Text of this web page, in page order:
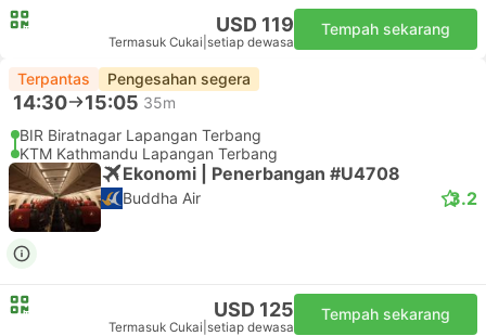
USD 119
Termasuk Cukai setiap dewasa
Tempah sekarang
Terpantas Pengesahan segera
14:30 15:05 35m
BIR Biratnagar Lapangan Terbang
KTM Kathmandu Lapangan Terbang
Ekonomi | Penerbangan #U4708
Buddha Air 3.2
USD 125
Termasuk Cukai setiap dewasa
Tempah sekarang